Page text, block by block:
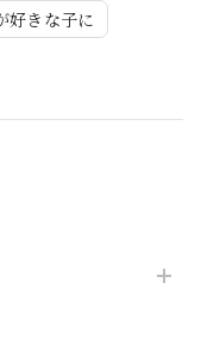
好きな子に